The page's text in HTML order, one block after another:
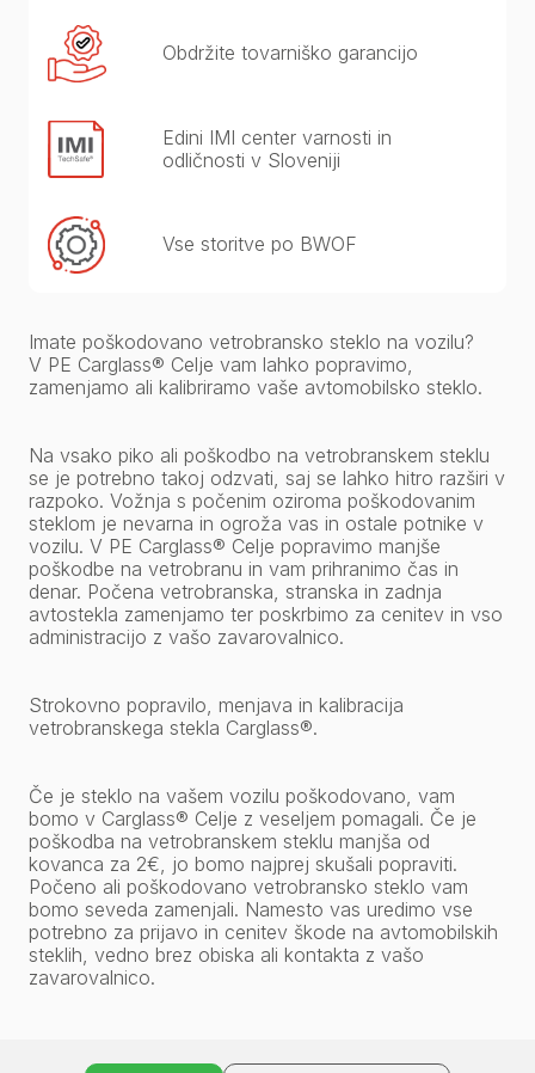
Obdržite tovarniško garancijo
Edini IMI center varnosti in
odličnosti v Sloveniji
Vse storitve po BWOF
Imate poškodovano vetrobransko steklo na vozilu?
V PE Carglass® Celje vam lahko popravimo,
zamenjamo ali kalibriramo vaše avtomobilsko steklo.
Na vsako piko ali poškodbo na vetrobranskem steklu
se je potrebno takoj odzvati, saj se lahko hitro razširi v
razpoko. Vožnja s počenim oziroma poškodovanim
steklom je nevarna in ogroža vas in ostale potnike v
vozilu. V PE Carglass® Celje popravimo manjše
poškodbe na vetrobranu in vam prihranimo čas in
denar. Počena vetrobranska, stranska in zadnja
avtostekla zamenjamo ter poskrbimo za cenitev in vso
administracijo z vašo zavarovalnico.
Strokovno popravilo, menjava in kalibracija
vetrobranskega stekla Carglass®.
Če je steklo na vašem vozilu poškodovano, vam
bomo v Carglass® Celje z veseljem pomagali. Če je
poškodba na vetrobranskem steklu manjša od
kovanca za 2€, jo bomo najprej skušali popraviti.
Počeno ali poškodovano vetrobransko steklo vam
bomo seveda zamenjali. Namesto vas uredimo vse
potrebno za prijavo in cenitev škode na avtomobilskih
steklih, vedno brez obiska ali kontakta z vašo
zavarovalnico.